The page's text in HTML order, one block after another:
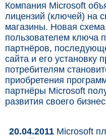
Компания Microsoft
лицензий (ключей) на
магазины. Новая
пользователем ключа
партнёров,
сайта и его установку
потребителям
приобретения
партнёры Microsoft
развития своего
20.04.2011 Microsoft